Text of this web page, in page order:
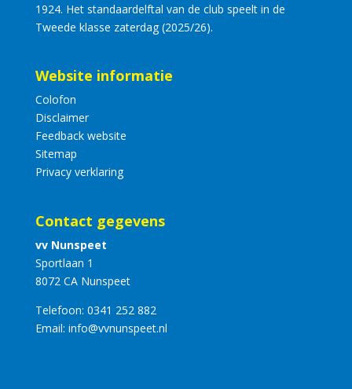
1924. Het standaardelftal van de club speelt in de
Tweede klasse zaterdag (2025/26).
Website informatie
Colofon
Disclaimer
Feedback website
Sitemap
Privacy verklaring
Contact gegevens
vv Nunspeet
Sportlaan 1
8072 CA Nunspeet
Telefoon: 0341 252 882
Email: info@vvnunspeet.nl